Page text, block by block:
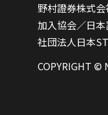
野村證券株式
加入協会／日
社団法人日本
COPYRIGHT ©